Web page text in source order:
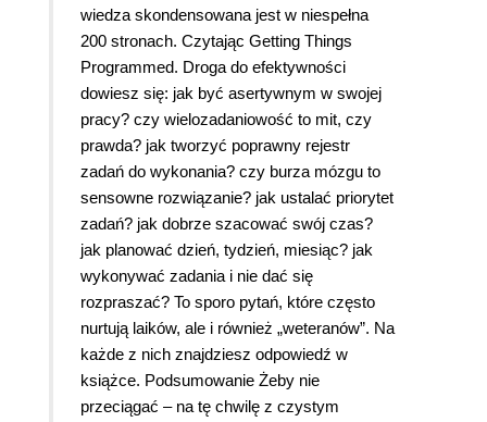
wiedza skondensowana jest w niespełna
200 stronach. Czytając Getting Things
Programmed. Droga do efektywności
dowiesz się: jak być asertywnym w swojej
pracy? czy wielozadaniowość to mit, czy
prawda? jak tworzyć poprawny rejestr
zadań do wykonania? czy burza mózgu to
sensowne rozwiązanie? jak ustalać priorytet
zadań? jak dobrze szacować swój czas?
jak planować dzień, tydzień, miesiąc? jak
wykonywać zadania i nie dać się
rozpraszać? To sporo pytań, które często
nurtują laików, ale i również „weteranów”. Na
każde z nich znajdziesz odpowiedź w
książce. Podsumowanie Żeby nie
przeciągać – na tę chwilę z czystym